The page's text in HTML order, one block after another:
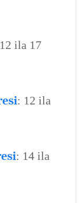
ila 17
: 12 ila
: 14 ila